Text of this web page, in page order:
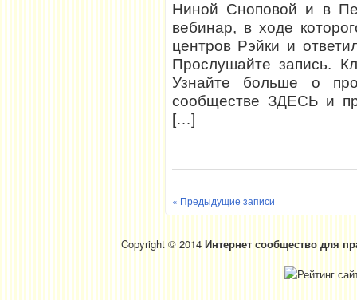
Ниной Сноповой и в
вебинар, в ходе
центров Рэйки и
Прослушайте запись.
Узнайте больше о
сообществе ЗДЕСЬ и
[…]
« Предыдущие записи
Copyright © 2014 Интернет сообщество для